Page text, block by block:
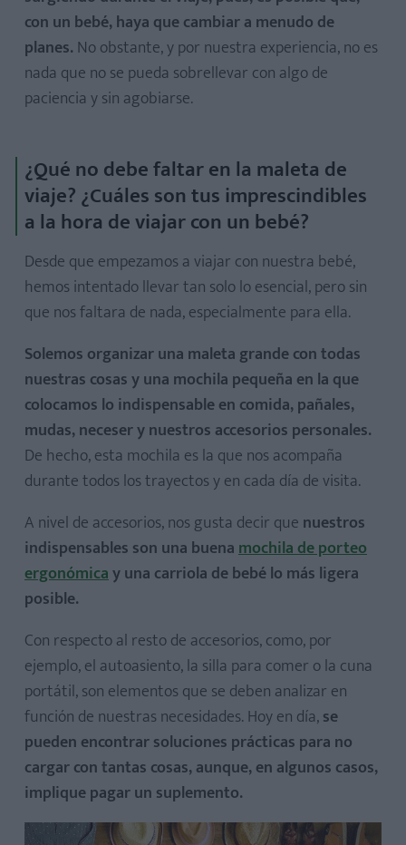
con un bebé, haya que cambiar a menudo de
planes. No obstante, y por nuestra experiencia, no es
nada que no se pueda sobrellevar con algo de
paciencia y sin agobiarse.
¿Qué no debe faltar en la maleta de
viaje? ¿Cuáles son tus imprescindibles
a la hora de viajar con un bebé?
Desde que empezamos a viajar con nuestra bebé,
hemos intentado llevar tan solo lo esencial, pero sin
que nos faltara de nada, especialmente para ella.
Solemos organizar una maleta grande con todas
nuestras cosas y una mochila pequeña en la que
colocamos lo indispensableen comida, pañales,
mudas, neceser y nuestros accesorios personales.
De hecho, esta mochila es la que nos acompaña
durante todos los trayectos y en cada día de visita.
A nivel de accesorios, nos gusta decir que nuestros
indispensables son una buenamochila de porteo
ergonómicay una carriola de bebé lo más ligera
posible.
Con respecto al resto de accesorios, como, por
ejemplo, el autoasiento, la silla para comer o la cuna
portátil, son elementos que se deben analizar en
función de nuestras necesidades. Hoy en día,se
pueden encontrar soluciones prácticas para no
cargar con tantas cosas, aunque, en algunos casos,
implique pagar un suplemento.